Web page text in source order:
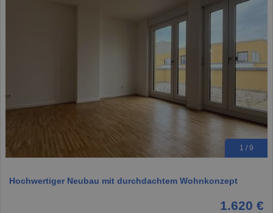
1 / 9
Hochwertiger Neubau mit durchdachtem Wohnkonzept
1.620 €